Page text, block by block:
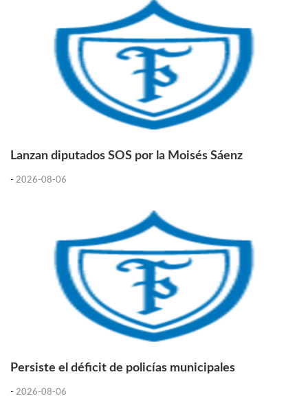
Lanzan diputados SOS por la Moisés Sáenz
- 2026-08-06
Persiste el déficit de policías municipales
- 2026-08-06